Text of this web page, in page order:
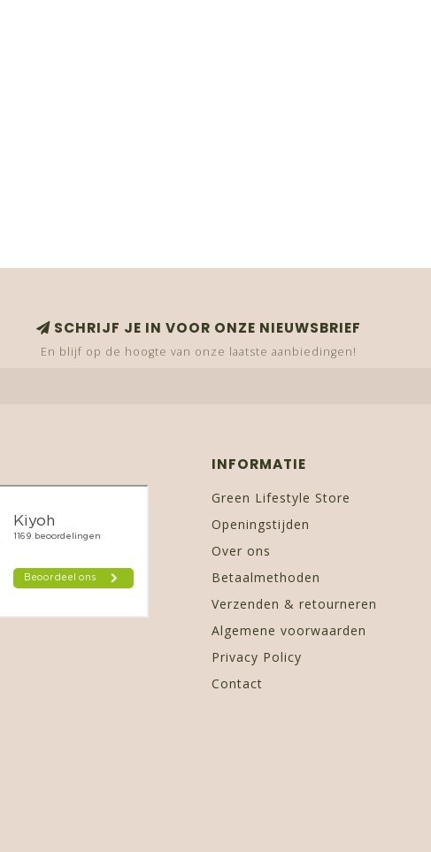
SCHRIJF JE IN VOOR ONZE NIEUWSBRIEF
En blijf op de hoogte van onze laatste aanbiedingen!
INFORMATIE
Green Lifestyle Store
Openingstijden
Over ons
Betaalmethoden
Verzenden & retourneren
Algemene voorwaarden
Privacy Policy
Contact